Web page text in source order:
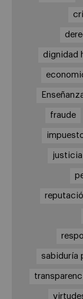
dignidad
fraude
justicia
sabiduría